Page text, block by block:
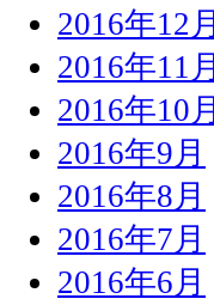
2016年12月
2016年11月
2016年10月
2016年9月
2016年8月
2016年7月
2016年6月